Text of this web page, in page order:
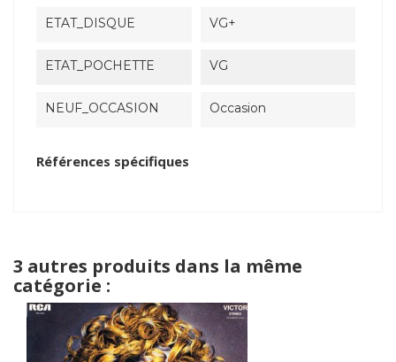
ETAT_DISQUE VG+
ETAT_POCHETTE VG
NEUF_OCCASION Occasion
Références spécifiques
3 autres produits dans la même
catégorie :